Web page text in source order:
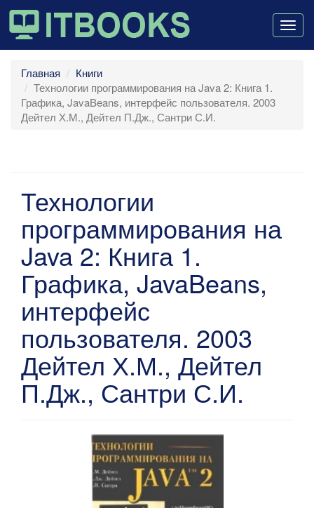
Главная
Книги
Технологии программирования на Java 2: Книга 1.
Графика, JavaBeans, интерфейс пользователя. 2003
Дейтел Х.М., Дейтел П.Дж., Сантри С.И.
Технологии
программирования на
Java 2: Книга 1.
Графика, JavaBeans,
интерфейс
пользователя. 2003
Дейтел Х.М., Дейтел
П.Дж., Сантри С.И.